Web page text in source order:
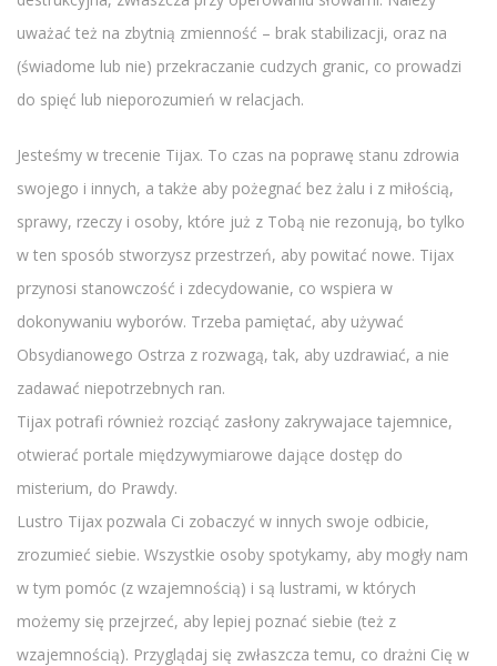
uważać też na zbytnią zmienność – brak stabilizacji, oraz na
(świadome lub nie) przekraczanie cudzych granic, co prowadzi
do spięć lub nieporozumień w relacjach.
Jesteśmy w trecenie Tijax. To czas na poprawę stanu zdrowia
swojego i innych, a także aby pożegnać bez żalu i z miłością,
sprawy, rzeczy i osoby, które już z Tobą nie rezonują, bo tylko
w ten sposób stworzysz przestrzeń, aby powitać nowe. Tijax
przynosi stanowczość i zdecydowanie, co wspiera w
dokonywaniu wyborów. Trzeba pamiętać, aby używać
Obsydianowego Ostrza z rozwagą, tak, aby uzdrawiać, a nie
zadawać niepotrzebnych ran.
Tijax potrafi również rozciąć zasłony zakrywajace tajemnice,
otwierać portale międzywymiarowe dające dostęp do
misterium, do Prawdy.
Lustro Tijax pozwala Ci zobaczyć w innych swoje odbicie,
zrozumieć siebie. Wszystkie osoby spotykamy, aby mogły nam
w tym pomóc (z wzajemnością) i są lustrami, w których
możemy się przejrzeć, aby lepiej poznać siebie (też z
wzajemnością). Przyglądaj się zwłaszcza temu, co drażni Cię w